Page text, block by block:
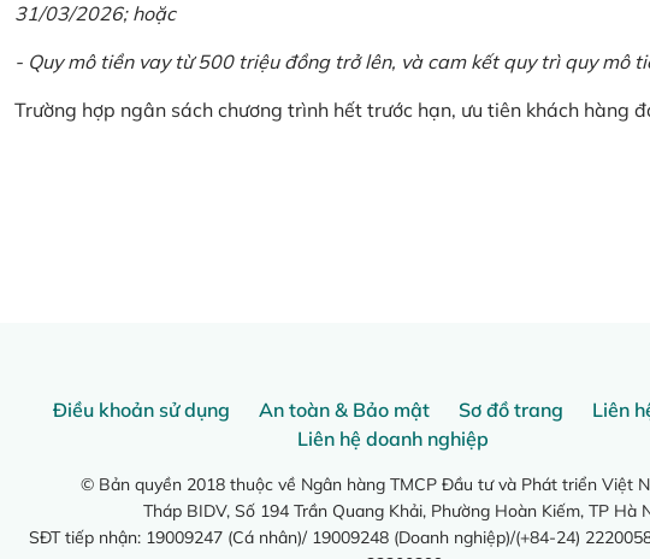
31/03/2026; hoặc
- Quy mô tiền vay từ 500 triệu đồng trở lên, và cam kết quy trì quy mô
Trường hợp ngân sách chương trình hết trước hạn, ưu tiên khách hàng
Điều khoản sử dụng An toàn & Bảo mật Sơ đồ trang
Liên
Liên hệ doanh nghiệp
© Bản quyền 2018 thuộc về Ngân hàng TMCP Đầu tư và Phát triển Việt
Tháp BIDV, Số 194 Trần Quang Khải, Phường Hoàn Kiếm, TP Hà
SĐT tiếp nhận: 19009247 (Cá nhân)/ 19009248 (Doanh nghiệp)/(+84-24)